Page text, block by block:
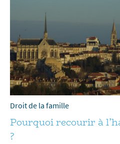
Droit de la famille
Pourquoi recourir à
?